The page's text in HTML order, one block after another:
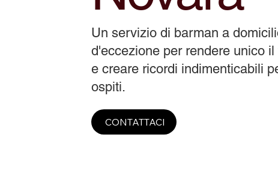
Un servizio di barman a
d'eccezione per rendere unico il
e creare ricordi indimenticabili
ospiti.
CONTATTACI